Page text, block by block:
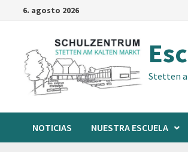
Saltar6. agosto 2026
Stetten
NOTICIAS NUESTRA ESCUELA